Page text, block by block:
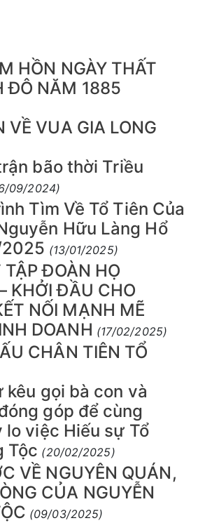
HỒN NGÀY THẤT
ĐÔ NĂM 1885
VỀ VUA GIA LONG
bão thời Triều
09/2024)
Tìm Về Tổ Tiên Của
Hữu Làng Hổ
(13/01/2025)
TẬP ĐOÀN HỌ
KHỞI ĐẦU CHO
NỐI MẠNH MẼ
DOANH (17/02/2025)
CHÂN TIÊN TỔ
kêu gọi bà con và
góp để cùng
lo việc Hiếu sự Tổ
Tộc (20/02/2025)
VỀ NGUYÊN QUÁN,
CỦA NGUYỄN
(09/03/2025)